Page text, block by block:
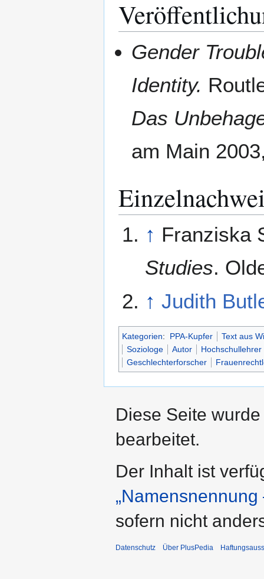
Gender
Identity.
Das
am Main
↑ Franziska
Studies.
↑ Judith
Kategorien: PPA-Kupfer
Text aus
Soziologe
Autor
Geschlechterforscher
Diese Seite
bearbeitet.
Der Inhalt ist
sofern nicht
Datenschutz Über PlusPedia